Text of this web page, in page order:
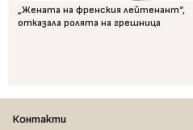
„Жената на френския лейтенант“,
отказала ролята на грешница
Контакти